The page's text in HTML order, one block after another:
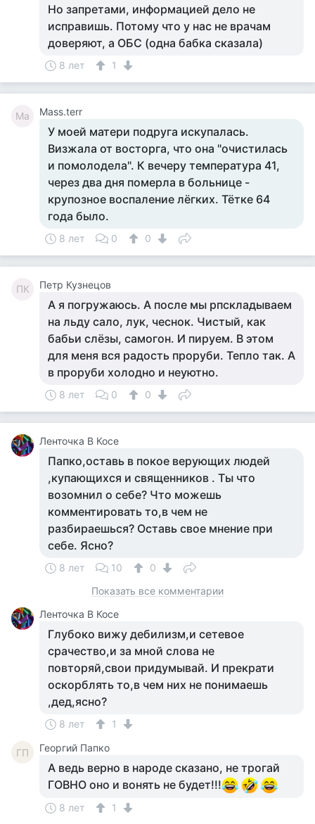
Но запретами, информацией дело не
исправишь. Потому что у нас не врачам
доверяют, а ОБС (одна бабка сказала)
8 лет 1
Ma Mass.terr
У моей матери подруга искупалась.
Визжала от восторга, что она "очистилась
и помолодела". К вечеру температура 41,
через два дня померла в больнице -
крупозное воспаление лёгких. Тётке 64
года было.
8 лет 0 0
ПК Петр Кузнецов
А я погружаюсь. А после мы рпскладываем
на льду сало, лук, чеснок. Чистый, как
бабьи слёзы, самогон. И пируем. В этом
для меня вся радость проруби. Тепло так. А
в проруби холодно и неуютно.
8 лет 0 0
Ленточка В Косе
Папко,оставь в покое верующих людей
,купающихся и священников . Ты что
возомнил о себе? Что можешь
комментировать то,в чем не
разбираешься? Оставь свое мнение при
себе. Ясно?
8 лет 10
0
Показать все комментарии
Ленточка В Косе
Глубоко вижу дебилизм,и сетевое
срачество,и за мной слова не
повторяй,свои придумывай. И прекрати
оскорблять то,в чем них не понимаешь
,дед,ясно?
8 лет 1
ГП Георгий Папко
А ведь верно в народе сказано, не трогай
ГОВНО оно и вонять не будет!!!
8 лет 1